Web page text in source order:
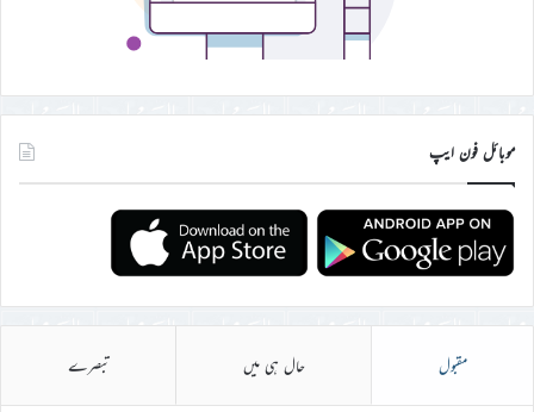
موبائل فون ایپ
مقبول حال ہی میں تبصرے